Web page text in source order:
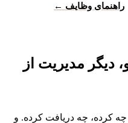
راهنمای وظایف ←
دیگر مدیریت از
کرده، چه دریافت کرده. و